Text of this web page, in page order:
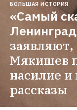
БОЛЬШАЯ ИСТОРИЯ
«Самый
Мякишев
насилие и
рассказы